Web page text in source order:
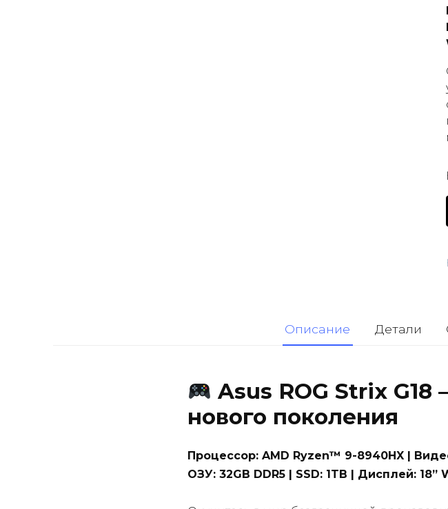
Описание Детали
Asus ROG Strix
нового поколения
Процессор: AMD Ryzen™ 9-8940HX |
ОЗУ: 32GB DDR5 | SSD: 1TB | Дисплей: 18”